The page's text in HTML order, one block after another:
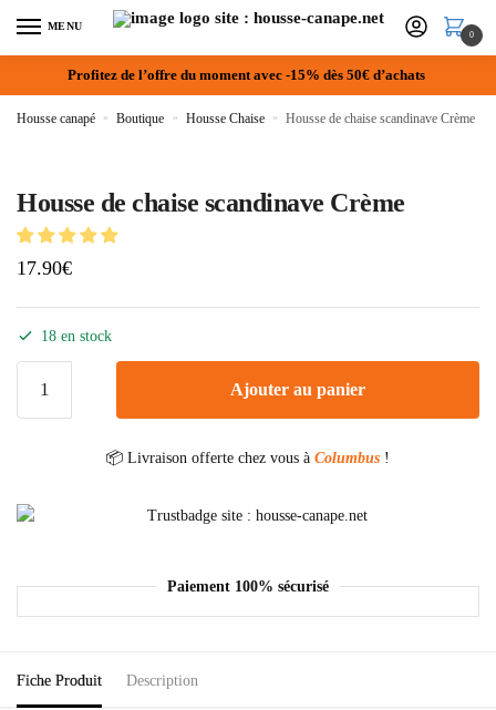
MENU
0
Profitez de l’offre du moment avec -15% dès 50€ d’achats
Housse canapé » Boutique » Housse Chaise » Housse de chaise scandinave Crème
Housse de chaise scandinave Crème
17.90€
18 en stock
Ajouter au panier
📦 Livraison offerte chez vous à Columbus !
Paiement 100% sécurisé
Fiche Produit Description